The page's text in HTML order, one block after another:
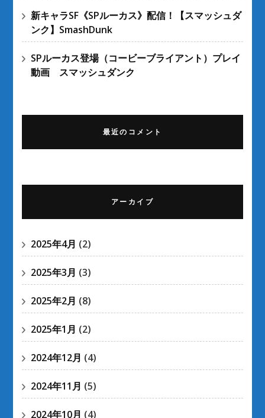
新キャラSF《SPルーカス》配信！【スマッシュダ
ンク】SmashDunk
SPルーカス登場（コービーブライアント）プレイ
動画 スマッシュダンク
最近のコメント
アーカイブ
2025年4月 (2)
2025年3月 (3)
2025年2月 (8)
2025年1月 (2)
2024年12月 (4)
2024年11月 (5)
2024年10月 (4)